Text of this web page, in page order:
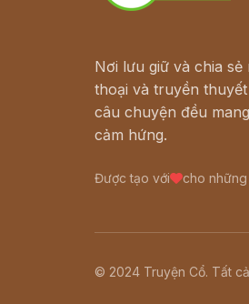
Nơi lưu giữ và chia
thoại và truyền
câu chuyện đều
cảm hứng.
Được tạo với cho
© 2024 Truyện Cổ. Tất